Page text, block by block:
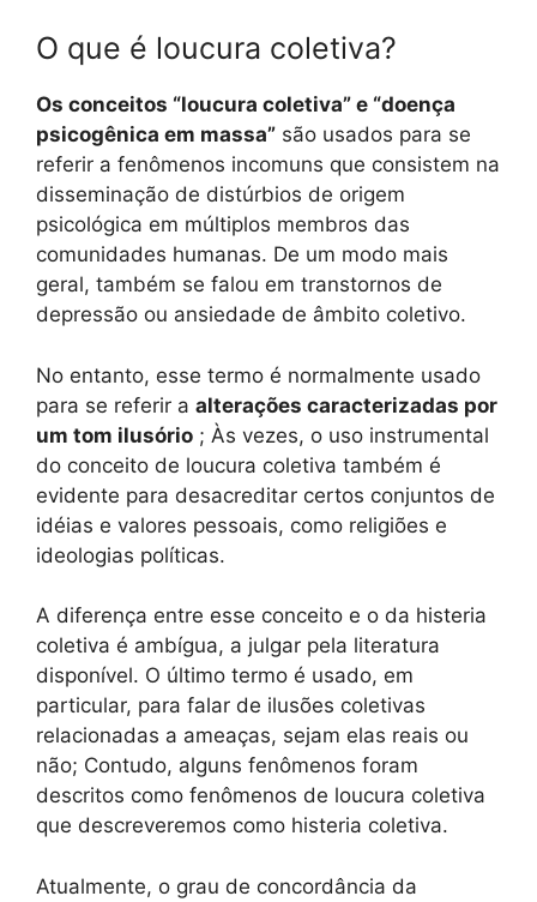
O que é loucura coletiva?
Os conceitos “loucura coletiva” e “doença
psicogênica em massa” são usados ​​para se
referir a fenômenos incomuns que consistem na
disseminação de distúrbios de origem
psicológica em múltiplos membros das
comunidades humanas. De um modo mais
geral, também se falou em transtornos de
depressão ou ansiedade de âmbito coletivo.
No entanto, esse termo é normalmente usado
para se referir a alterações caracterizadas por
um tom ilusório ; Às vezes, o uso instrumental
do conceito de loucura coletiva também é
evidente para desacreditar certos conjuntos de
idéias e valores pessoais, como religiões e
ideologias políticas.
A diferença entre esse conceito e o da histeria
coletiva é ambígua, a julgar pela literatura
disponível. O último termo é usado, em
particular, para falar de ilusões coletivas
relacionadas a ameaças, sejam elas reais ou
não; Contudo, alguns fenômenos foram
descritos como fenômenos de loucura coletiva
que descreveremos como histeria coletiva.
Atualmente, o grau de concordância da